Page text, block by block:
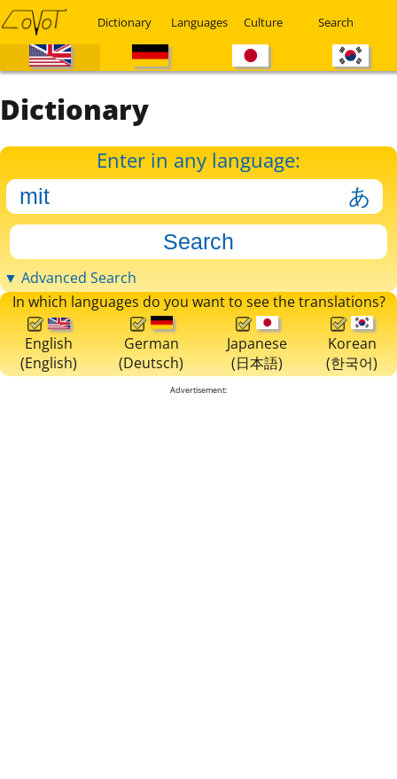
Dictionary Languages Culture Search
Dictionary
Enter in any language:
▼ Advanced Search
In which languages do you want to see the translations?
English
(English)
German
(Deutsch)
Japanese
(日本語)
Korean
(한국어)
Advertisement: